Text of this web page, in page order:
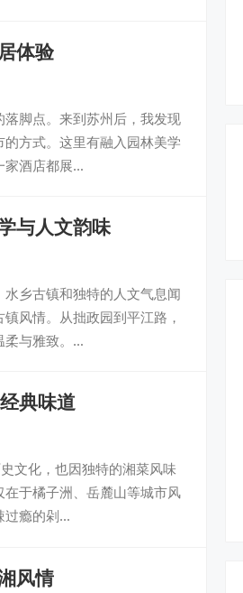
体验
脚点。来到苏州后，我发现
方式。这里有融入园林美学
家酒店都展…
与人文韵味
乡古镇和独特的人文气息闻
风情。从拙政园到平江路，
柔与雅致。…
典味道
文化，也因独特的湘菜风味
于橘子洲、岳麓山等城市风
过瘾的剁…
风情